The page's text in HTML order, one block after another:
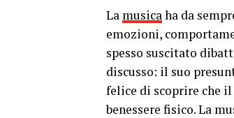
La musicaha da
emozioni,
spesso suscitato
discusso: il suo
felice di scoprire che
benessere fisico. La